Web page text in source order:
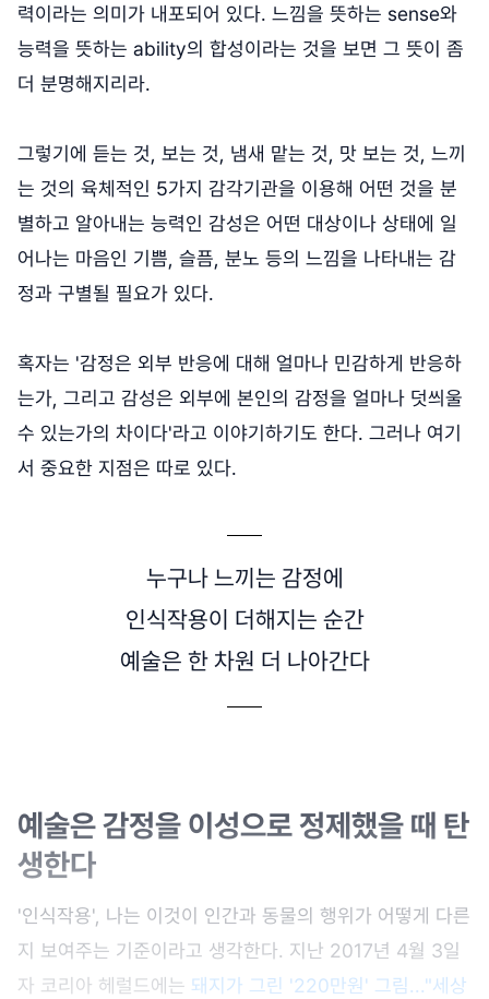
력이라는 의미가 내포되어 있다. 느낌을 뜻하는 sense와
능력을 뜻하는 ability의 합성이라는 것을 보면 그 뜻이 좀
더 분명해지리라.
그렇기에 듣는 것, 보는 것, 냄새 맡는 것, 맛 보는 것, 느끼
는 것의 육체적인 5가지 감각기관을 이용해 어떤 것을 분
별하고 알아내는 능력인 감성은 어떤 대상이나 상태에 일
어나는 마음인 기쁨, 슬픔, 분노 등의 느낌을 나타내는 감
정과 구별될 필요가 있다.
혹자는 '감정은 외부 반응에 대해 얼마나 민감하게 반응하
는가, 그리고 감성은 외부에 본인의 감정을 얼마나 덧씌울
수 있는가의 차이다'라고 이야기하기도 한다. 그러나 여기
서 중요한 지점은 따로 있다.
누구나 느끼는 감정에
인식작용이 더해지는 순간
예술은 한 차원 더 나아간다
예술은 감정을 이성으로 정제했을 때 탄
생한다
'인식작용', 나는 이것이 인간과 동물의 행위가 어떻게 다른
지 보여주는 기준이라고 생각한다. 지난 2017년 4월 3일
자 코리아 헤럴드에는 돼지가 그린 '220만원' 그림..."세상